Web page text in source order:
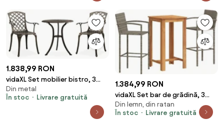
1.838,99 RON
vidaXL Set mobilier bistro, 3
piese, bronz, aluminiu turnat
Din metal
În stoc
Livrare gratuită
1.384,99 RON
vidaXL Set bar de grădină, 3
piese, gri, lemn masiv acacia/
poliratan
Din lemn, din ratan
În stoc
Livrare gratuită